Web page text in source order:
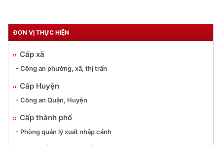
ĐƠN VỊ THỰC HIỆN
Cấp xã
- Công an phường, xã, thị trấn
Cấp Huyện
- Công an Quận, Huyện
Cấp thành phố
- Phòng quản lý xuất nhập cảnh